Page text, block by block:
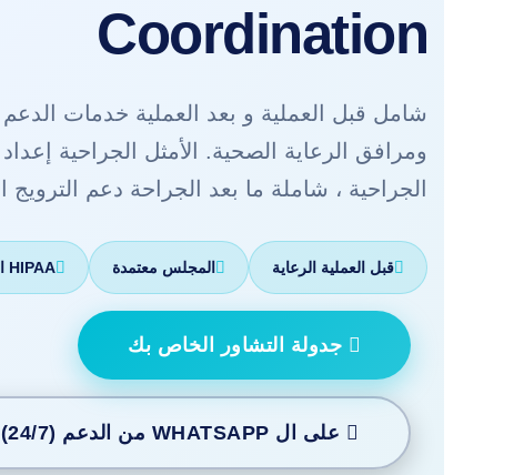
Coordination
شامل قبل العملية و بعد العملية خدمات
ومرافق الرعاية الصحية. الأمثل الجراحية
الجراحية ، شاملة ما بعد الجراحة دعم الترويج
قبل العملية الرعاية المجلس معتمدة HIPAA المتوافقة
جدولة التشاور الخاص بك
على ال WHATSAPP من الدعم (24/7)